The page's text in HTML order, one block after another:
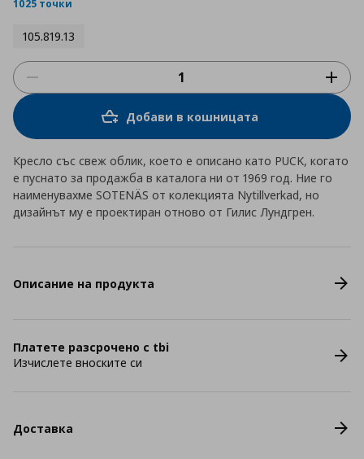
1025 точки
105.819.13
Добави в кошницата
Кресло със свеж облик, което е описано като PUCK, когато
е пуснато за продажба в каталога ни от 1969 год. Ние го
наименувахме SOTENÄS от колекцията Nytillverkad, но
дизайнът му е проектиран отново от Гилис Лундгрен.
Описание на продукта
Платете разсрочено с tbi
Изчислете вноските си
Доставка